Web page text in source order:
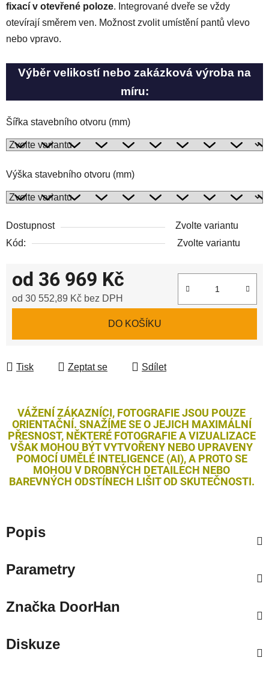
fixací v otevřené poloze. Integrované dveře se vždy
otevírají směrem ven. Možnost zvolit umístění pantů vlevo
nebo vpravo.
Výběr velikostí nebo zakázková výroba na
míru:
Šířka stavebního otvoru (mm)
Výška stavebního otvoru (mm)
Dostupnost
Zvolte variantu
Kód:
Zvolte variantu
od 36 969 Kč
od 30 552,89 Kč bez DPH
DO KOŠÍKU
Tisk Zeptat se Sdílet
VÁŽENÍ ZÁKAZNÍCI, FOTOGRAFIE JSOU POUZE
ORIENTAČNÍ. SNAŽÍME SE O JEJICH MAXIMÁLNÍ
PŘESNOST, NĚKTERÉ FOTOGRAFIE A VIZUALIZACE
VŠAK MOHOU BÝT VYTVOŘENY NEBO UPRAVENY
POMOCÍ UMĚLÉ INTELIGENCE (AI), A PROTO SE
MOHOU V DROBNÝCH DETAILECH NEBO
BAREVNÝCH ODSTÍNECH LIŠIT OD SKUTEČNOSTI.
Popis
Parametry
ZnačkaDoorHan
Diskuze